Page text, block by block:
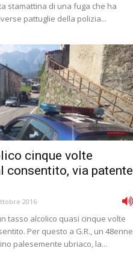
stamattina di una fuga che ha
pattuglie della polizia...
cinque volte
consentito, via patente
2016
tasso alcolico quasi cinque volte
Per questo a G.R., un 48enne
palesemente ubriaco, la...